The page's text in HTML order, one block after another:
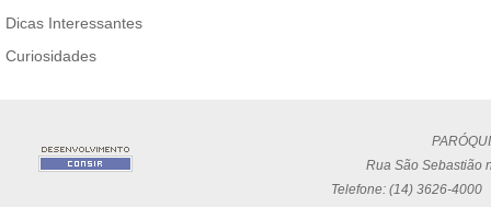
Dicas Interessantes
Curiosidades
Rua São Sebastião
Telefone: (14) 3626-